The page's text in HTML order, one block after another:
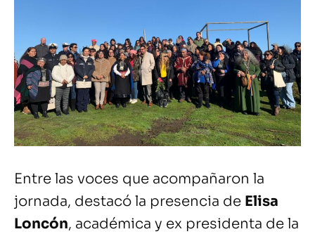
Entre las voces que acompañaron la
jornada, destacó la presencia de Elisa
Loncón, académica y ex presidenta de la